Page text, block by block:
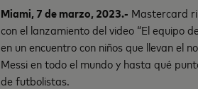
Miami, 7 de marzo, 2023.- Mastercard
con el lanzamiento del video “El equipo
en un encuentro con niños que llevan el
Messi en todo el mundo y hasta qué
de futbolistas.